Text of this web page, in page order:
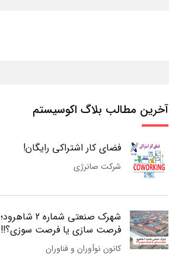
آخرین مطالب بلاگ اکوسیستم
فضای کار اشتراکی رایگان!
شرکت صانرژی
شهرک صنعتی شماره 2 شاهرود؛
فرصت سازی یا فرصت سوزی؟!!
کانون نوآوران و فناوران